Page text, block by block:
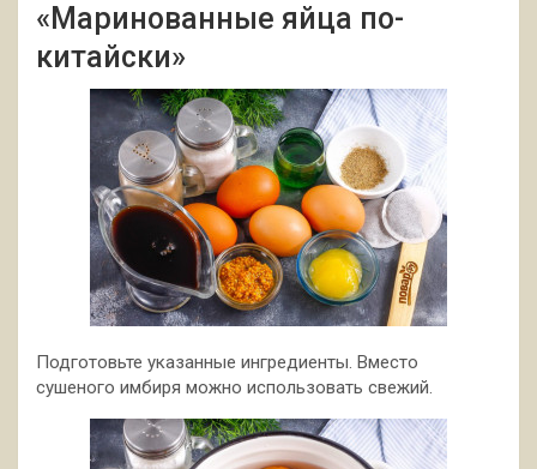
«Маринованные яйца по-
китайски»
Подготовьте указанные ингредиенты. Вместо
сушеного имбиря можно использовать свежий.